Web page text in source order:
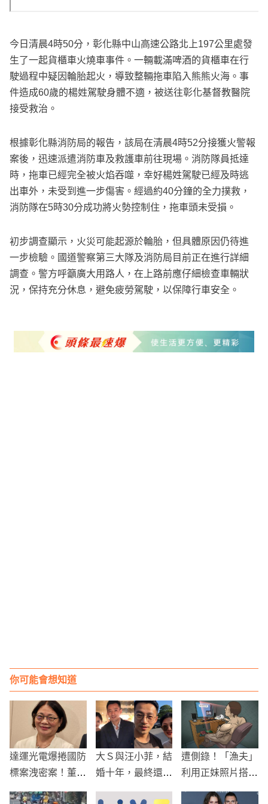
今日清晨4時50分，彰化縣中山高速公路北上197公里處發
生了一起貨櫃車火燒車事件。一輛載滿啤酒的貨櫃車在行
駛過程中疑因輪胎起火，導致整輛拖車陷入熊熊火海。事
件造成60歲的楊姓駕駛身體不適，被送往彰化基督教醫院
接受救治。
根據彰化縣消防局的報告，該局在清晨4時52分接獲火警報
案後，迅速派遣消防車及救護車前往現場。消防隊員抵達
時，拖車已經完全被火焰吞噬，幸好楊姓駕駛已經及時逃
出車外，未受到進一步傷害。經過約40分鐘的全力撲救，
消防隊在5時30分成功將火勢控制住，拖車頭未受損。
初步調查顯示，火災可能起源於輪胎，但具體原因仍待進
一步檢驗。國道警察第三大隊及消防局目前正在進行詳細
調查。警方呼籲廣大用路人，在上路前應仔細檢查車輛狀
況，保持充分休息，避免疲勞駕駛，以保障行車安全。
你可能會想知道
達運光電爆捲國防
標案洩密案！董事
大Ｓ與汪小菲，結
婚十年，最終還是
遭側錄！「漁夫」
利用正妹照片搭訕